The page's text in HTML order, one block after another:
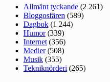
Allmänt tyckande (2 261)
Bloggosfären (589)
Dagbok (1 244)
Humor(339)
Internet (356)
Medier(508)
Musik (355)
Tekniknörderi (265)